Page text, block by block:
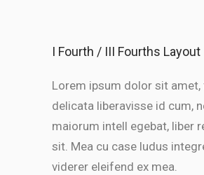
I Fourth / III Fourths Layout
Lorem ipsum dolor sit
delicata liberavisse id cum,
maiorum intell egebat, liber
sit. Mea cu case ludus
viderer eleifend ex mea.